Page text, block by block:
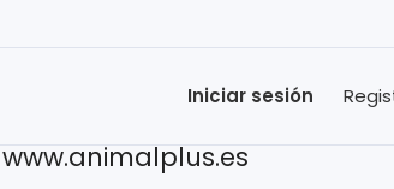
Iniciar sesión
www.animalplus.es